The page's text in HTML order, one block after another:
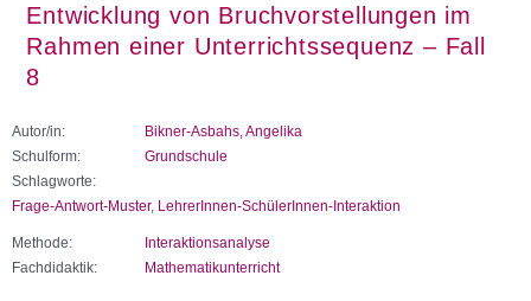
Entwicklung von Bruchvorstellungen im
Rahmen einer Unterrichtssequenz – Fall
8
Autor/in:
Bikner-Asbahs, Angelika
Schulform:
Grundschule
Schlagworte:
Frage-Antwort-Muster, LehrerInnen-SchülerInnen-Interaktion
Methode:
Interaktionsanalyse
Fachdidaktik:
Mathematikunterricht